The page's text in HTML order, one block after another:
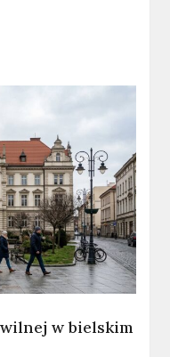
w bielskim